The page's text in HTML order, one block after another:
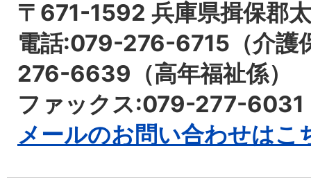
〒671-1592 兵庫県揖保郡
電話:079-276-6715（介護
276-6639（高年福祉係）
ファックス:079-277-6031
メールのお問い合わせはこ